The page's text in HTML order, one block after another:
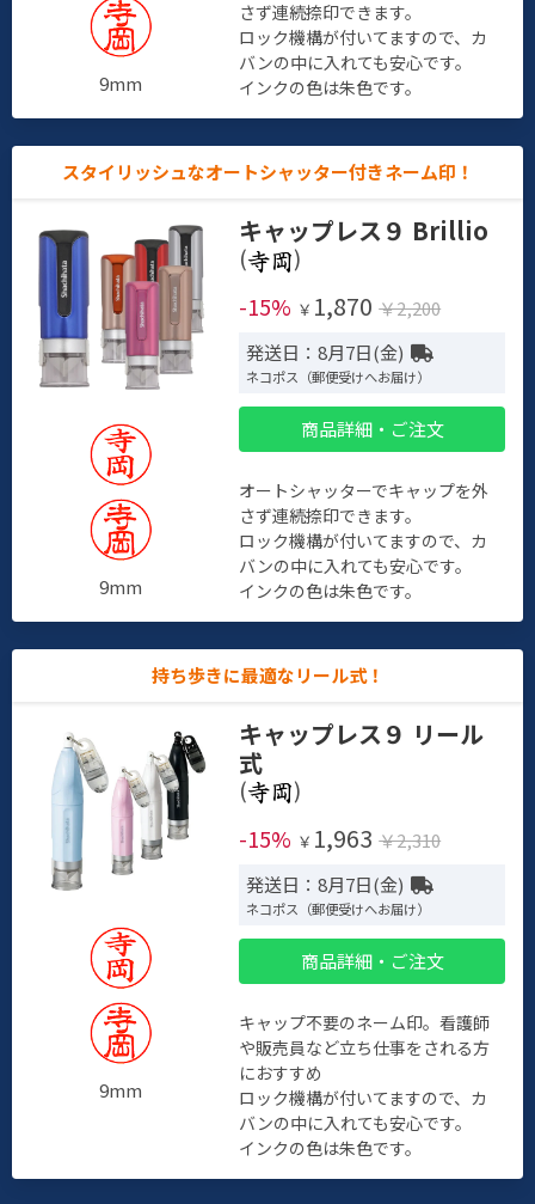
9mm
さず連続捺印できます。
ロック機構が付いてますので、カ
バンの中に入れても安心です。
インクの色は朱色です。
スタイリッシュなオートシャッター付きネーム印！
9mm
キャップレス９ Brillio
(
)
-15% ￥ 1,870 ￥2,200
発送日：8月7日(金)
ネコポス（郵便受けへお届け）
商品詳細・ご注文
オートシャッターでキャップを外
さず連続捺印できます。
ロック機構が付いてますので、カ
バンの中に入れても安心です。
インクの色は朱色です。
持ち歩きに最適なリール式！
9mm
キャップレス９ リール
式
(
)
-15% ￥ 1,963 ￥2,310
発送日：8月7日(金)
ネコポス（郵便受けへお届け）
商品詳細・ご注文
キャップ不要のネーム印。看護師
や販売員など立ち仕事をされる方
におすすめ
ロック機構が付いてますので、カ
バンの中に入れても安心です。
インクの色は朱色です。